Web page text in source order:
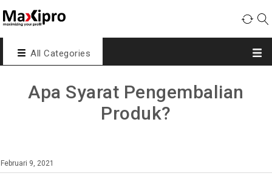
All Categories
Apa Syarat Pengembalian
Produk?
Februari 9, 2021